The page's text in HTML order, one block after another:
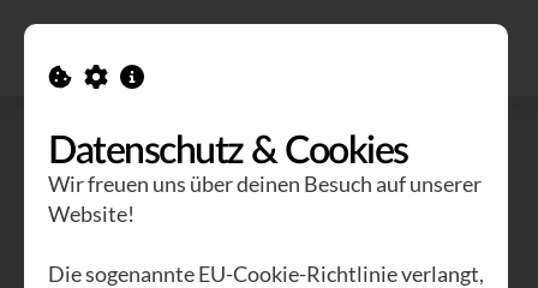
Datenschutz & Cookies
Wir freuen uns über deinen Besuch auf unserer
Website!
Die sogenannte EU-Cookie-Richtlinie verlangt,